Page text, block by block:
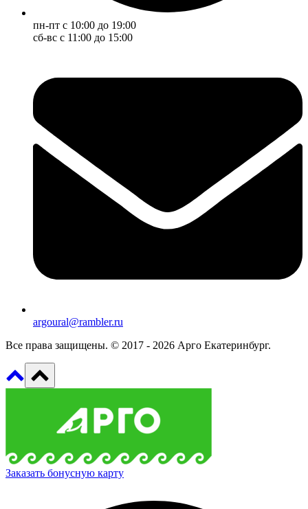
пн-пт с 10:00 до 19:00
сб-вс с 11:00 до 15:00
argoural@rambler.ru
Все права защищены. © 2017 - 2026 Арго Екатеринбург.
Заказать бонусную карту